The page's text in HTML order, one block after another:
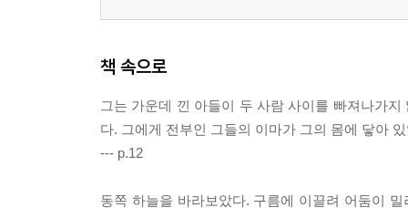
책 속으로
그는 가운데 낀 아들이 두 사람 사이를 빠져나가
다. 그에게 전부인 그들의 이마가 그의 몸에 닿아
--- p.12
동쪽 하늘을 바라보았다. 구름에 이끌려 어둠이